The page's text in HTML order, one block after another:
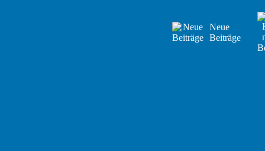
Neue
Beiträge